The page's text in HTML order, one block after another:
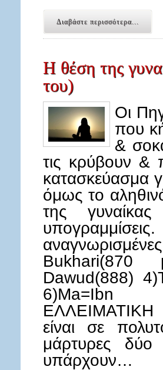
Διαβάστε περισσότερα...
Η θέση της
του)
Οι
που
&
τις κρύβουν &
κατασκεύασμα
όμως το
της
Bukhari(870
Dawud(888)
6)Ma=Ibn
είναι σε
μάρτυρες
υπάρχουν…